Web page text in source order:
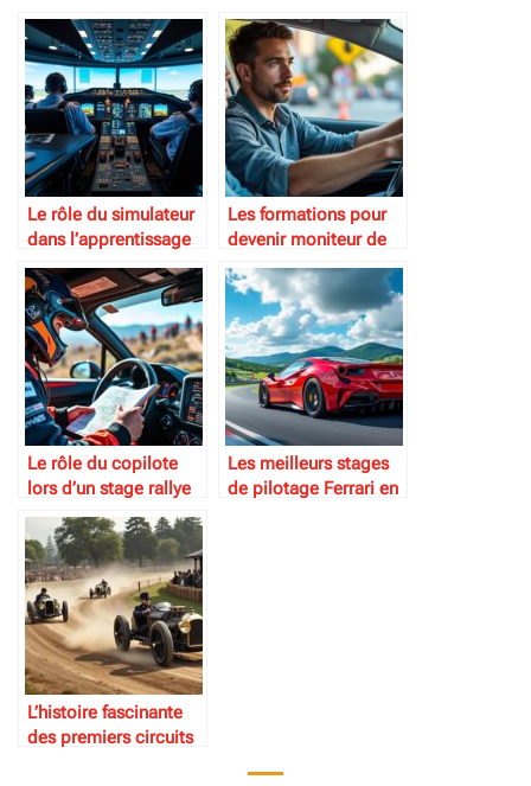
Le rôle du simulateur
dans l’apprentissage
du pilotage
Les formations pour
devenir moniteur de
conduite
Le rôle du copilote
lors d’un stage rallye
Les meilleurs stages
de pilotage Ferrari en
L’histoire fascinante
des premiers circuits